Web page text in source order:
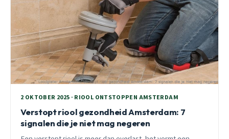
2 OKTOBER 2025 · RIOOL ONTSTOPPEN AMSTERDAM
Verstopt riool gezondheid Amsterdam: 7
signalen die je niet mag negeren